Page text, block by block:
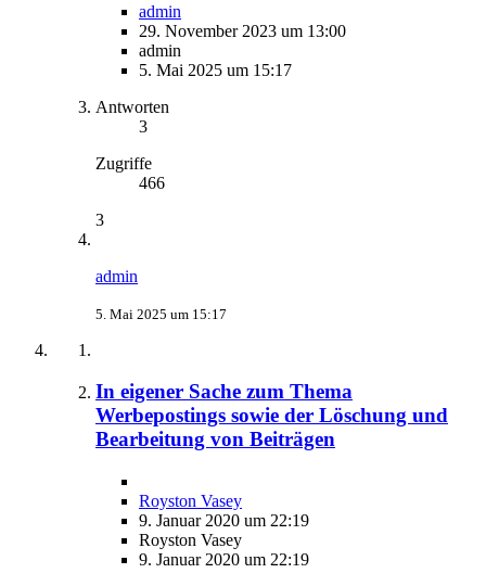
admin
29. November 2023 um 13:00
admin
5. Mai 2025 um 15:17
Antworten
3
Zugriffe
466
3
admin
5. Mai 2025 um 15:17
In eigener Sache zum Thema
Werbepostings sowie der Löschung und
Bearbeitung von Beiträgen
Royston Vasey
9. Januar 2020 um 22:19
Royston Vasey
9. Januar 2020 um 22:19